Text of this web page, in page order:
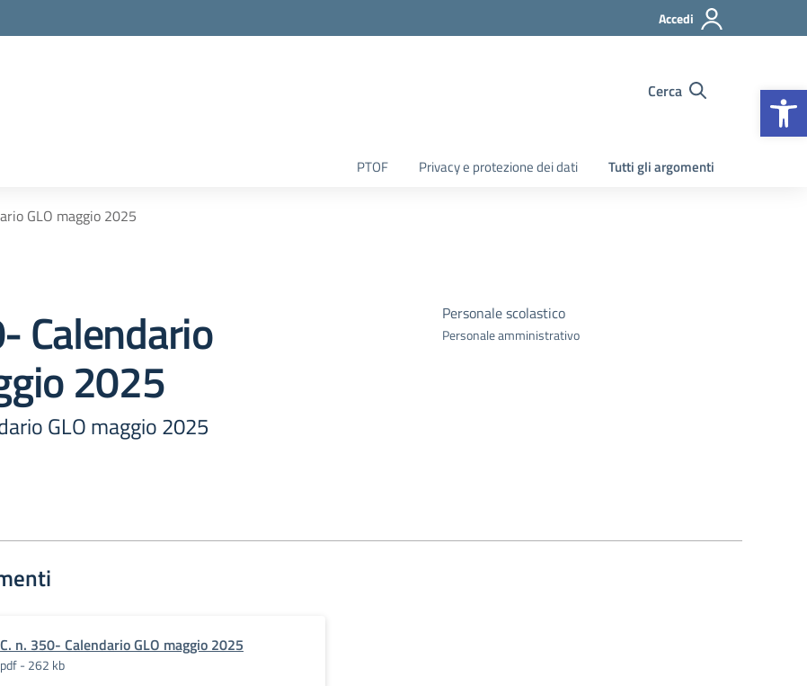
Accedi
Cerca
PTOF Privacy e protezione dei dati Tutti gli argomenti
GLO maggio 2025
Calendario
2025
GLO maggio 2025
Personale scolastico
Personale amministrativo
C. n. 350- Calendario GLO maggio 2025
pdf - 262 kb